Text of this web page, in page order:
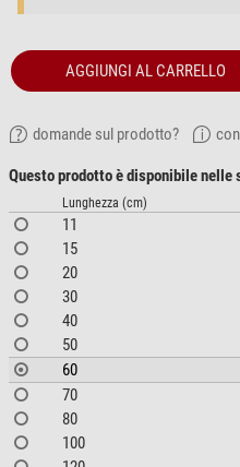
AGGIUNGI AL CARRELLO
domande sul prodotto?
Questo prodotto è disponibile
Lunghezza (cm)
11
15
20
30
40
50
60
70
80
100